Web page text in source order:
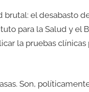
el desabasto
para la Salud y el
la pruebas clínicas
Son,